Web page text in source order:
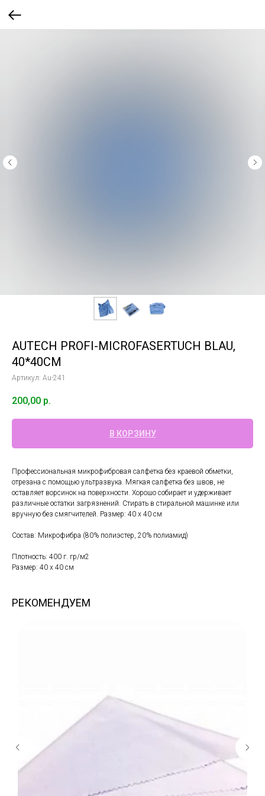
AUTECH PROFI-MICROFASERTUCH BLAU,
40*40СМ
Артикул: Au-241
200,00 р.
В КОРЗИНУ
Профессиональная микрофибровая салфетка без краевой обметки,
отрезана с помощью ультразвука. Мягкая салфетка без швов, не
оставляет ворсинок на поверхности. Хорошо собирает и удерживает
различные остатки загрязнений. Стирать в стиральной машинке или
вручную без смягчителей. Размер: 40 х 40 см
Состав: Микрофибра (80% полиэстер, 20% полиамид)
Плотность: 400 г. гр/м2
Размер: 40 х 40 см
РЕКОМЕНДУЕМ